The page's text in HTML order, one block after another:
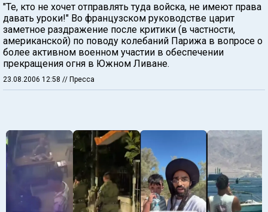
"Те, кто не хочет отправлять туда войска, не имеют права
давать уроки!" Во французском руководстве царит
заметное раздражение после критики (в частности,
американской) по поводу колебаний Парижа в вопросе о
более активном военном участии в обеспечении
прекращения огня в Южном Ливане.
23.08.2006 12:58 // Пресса